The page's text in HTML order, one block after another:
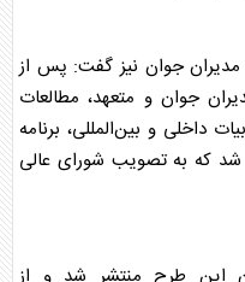
مدیران جوان نیز گفت: پس از
جوان و متعهد، مطالعات
داخلی و بین‌المللی، برنامه
تدوین شد که به تصویب شورای عالی